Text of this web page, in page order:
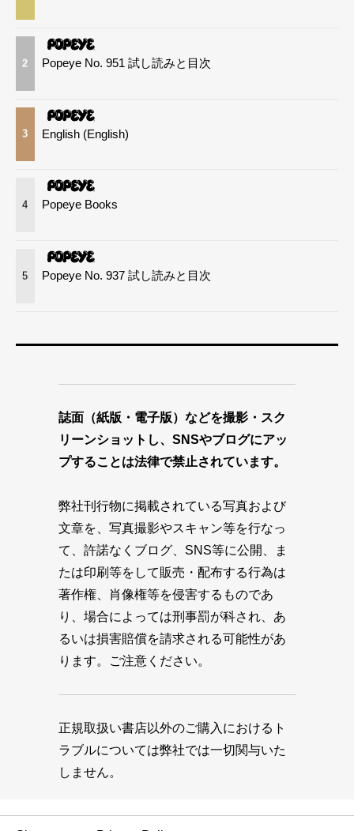
2 Popeye No. 951 試し読みと目次
3 English (English)
4 Popeye Books
5 Popeye No. 937 試し読みと目次
誌面（紙版・電子版）などを撮影・スク
リーンショットし、SNSやブログにアッ
プすることは法律で禁止されています。
弊社刊行物に掲載されている写真および
文章を、写真撮影やスキャン等を行なっ
て、許諾なくブログ、SNS等に公開、ま
たは印刷等をして販売・配布する行為は
著作権、肖像権等を侵害するものであ
り、場合によっては刑事罰が科され、あ
るいは損害賠償を請求される可能性があ
ります。ご注意ください。
正規取扱い書店以外のご購入におけるト
ラブルについては弊社では一切関与いた
しません。